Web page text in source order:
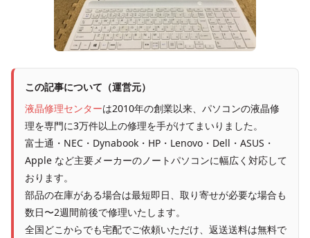
この記事について（運営元）
液晶修理センターは2010年の創業以来、パソコンの液晶修
理を専門に3万件以上の修理を手がけてまいりました。
富士通・NEC・Dynabook・HP・Lenovo・Dell・ASUS・
Apple など主要メーカーのノートパソコンに幅広く対応して
おります。
部品の在庫がある場合は最短即日、取り寄せが必要な場合も
数日〜2週間前後で修理いたします。
全国どこからでも宅配でご依頼いただけ、返送送料は無料で